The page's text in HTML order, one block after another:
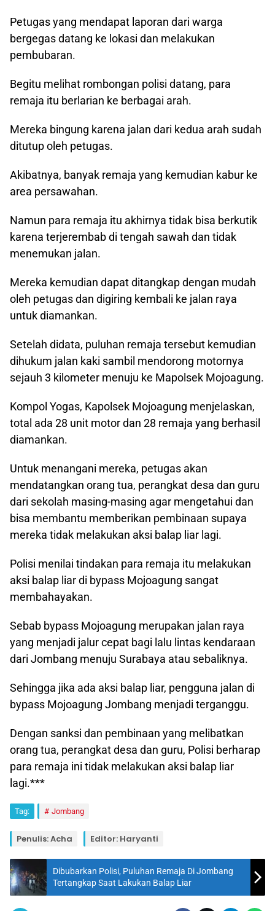
Petugas yang mendapat laporan dari warga
bergegas datang ke lokasi dan melakukan
pembubaran.
Begitu melihat rombongan polisi datang, para
remaja itu berlarian ke berbagai arah.
Mereka bingung karena jalan dari kedua arah sudah
ditutup oleh petugas.
Akibatnya, banyak remaja yang kemudian kabur ke
area persawahan.
Namun para remaja itu akhirnya tidak bisa berkutik
karena terjerembab di tengah sawah dan tidak
menemukan jalan.
Mereka kemudian dapat ditangkap dengan mudah
oleh petugas dan digiring kembali ke jalan raya
untuk diamankan.
Setelah didata, puluhan remaja tersebut kemudian
dihukum jalan kaki sambil mendorong motornya
sejauh 3 kilometer menuju ke Mapolsek Mojoagung.
Kompol Yogas, Kapolsek Mojoagung menjelaskan,
total ada 28 unit motor dan 28 remaja yang berhasil
diamankan.
Untuk menangani mereka, petugas akan
mendatangkan orang tua, perangkat desa dan guru
dari sekolah masing-masing agar mengetahui dan
bisa membantu memberikan pembinaan supaya
mereka tidak melakukan aksi balap liar lagi.
Polisi menilai tindakan para remaja itu melakukan
aksi balap liar di bypass Mojoagung sangat
membahayakan.
Sebab bypass Mojoagung merupakan jalan raya
yang menjadi jalur cepat bagi lalu lintas kendaraan
dari Jombang menuju Surabaya atau sebaliknya.
Sehingga jika ada aksi balap liar, pengguna jalan di
bypass Mojoagung Jombang menjadi terganggu.
Dengan sanksi dan pembinaan yang melibatkan
orang tua, perangkat desa dan guru, Polisi berharap
para remaja ini tidak melakukan aksi balap liar
lagi.***
Tag: Jombang
Penulis: Acha Editor: Haryanti
Dibubarkan Polisi, Puluhan Remaja Di Jombang
Tertangkap Saat Lakukan Balap Liar